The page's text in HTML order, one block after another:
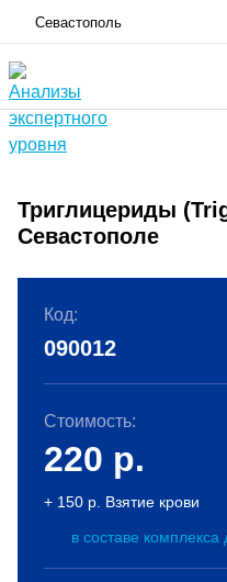
Севастополь
Триглицериды
Севастополе
Код:
090012
Стоимость:
220 р.
+ 150 р. Взятие крови
в составе